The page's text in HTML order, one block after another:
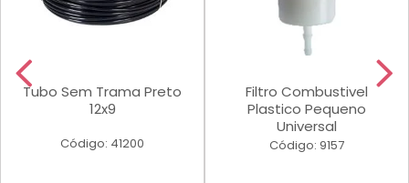
Tubo Sem Trama Preto
12x9
Código: 41200
Filtro Combustivel
Plastico Pequeno
Universal
Código: 9157